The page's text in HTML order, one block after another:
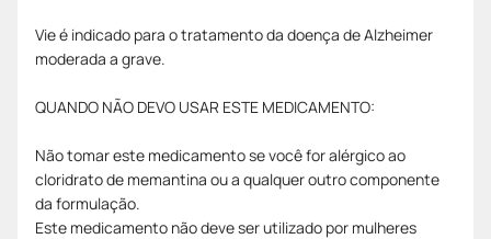
Vie é indicado para o tratamento da doença de Alzheimer
moderada a grave.
QUANDO NÃO DEVO USAR ESTE MEDICAMENTO:
Não tomar este medicamento se você for alérgico ao
cloridrato de memantina ou a qualquer outro componente
da formulação.
Este medicamento não deve ser utilizado por mulheres